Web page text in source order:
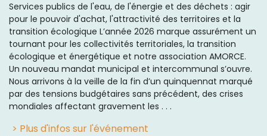
Services publics de l'eau, de l'énergie et des déchets : agir
pour le pouvoir d'achat, l'attractivité des territoires et la
transition écologique L’année 2026 marque assurément un
tournant pour les collectivités territoriales, la transition
écologique et énergétique et notre association AMORCE.
Un nouveau mandat municipal et intercommunal s’ouvre.
Nous arrivons à la veille de la fin d’un quinquennat marqué
par des tensions budgétaires sans précédent, des crises
mondiales affectant gravement les . . .
> Plus d'infos sur l'événement